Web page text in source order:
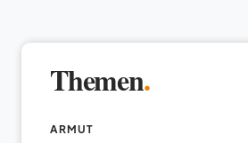
Themen.
ARMUT